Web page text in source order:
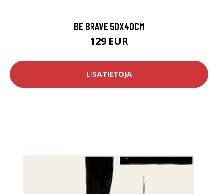
BE BRAVE 50X40CM
129 EUR
LISÄTIETOJA